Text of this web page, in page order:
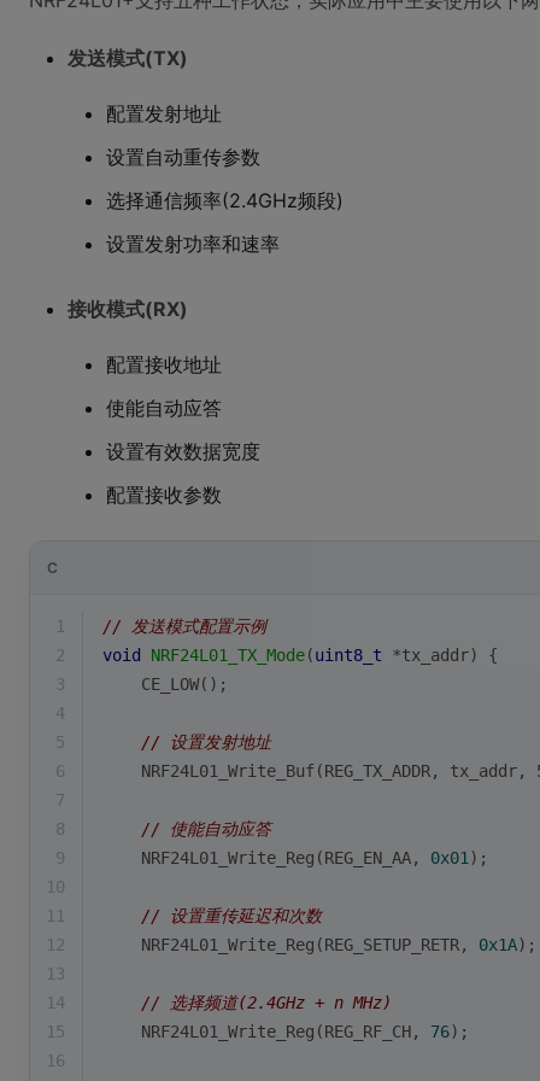
发送模式(TX)
配置发射地址
设置自动重传参数
选择通信频率(2.4GHz频段)
设置发射功率和速率
接收模式(RX)
配置接收地址
使能自动应答
设置有效数据宽度
配置接收参数
C
1
// 发送模式配置示例
2
void NRF24L01_TX_Mode(uint8_t *tx_addr)
{
3
    CE_LOW();
4
5
// 设置发射地址
6
    NRF24L01_Write_Buf(REG_TX_ADDR, tx_addr,
7
8
// 使能自动应答
9
    NRF24L01_Write_Reg(REG_EN_AA,
0x01 );
10
11
// 设置重传延迟和次数
12
    NRF24L01_Write_Reg(REG_SETUP_RETR,
0x1A);
13
14
// 选择频道(2.4GHz + n MHz)
15
    NRF24L01_Write_Reg(REG_RF_CH,
76);
16